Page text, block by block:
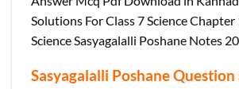
Solutions For Class 7 Science
Science Sasyagalalli Poshane Notes
Sasyagalalli Poshane